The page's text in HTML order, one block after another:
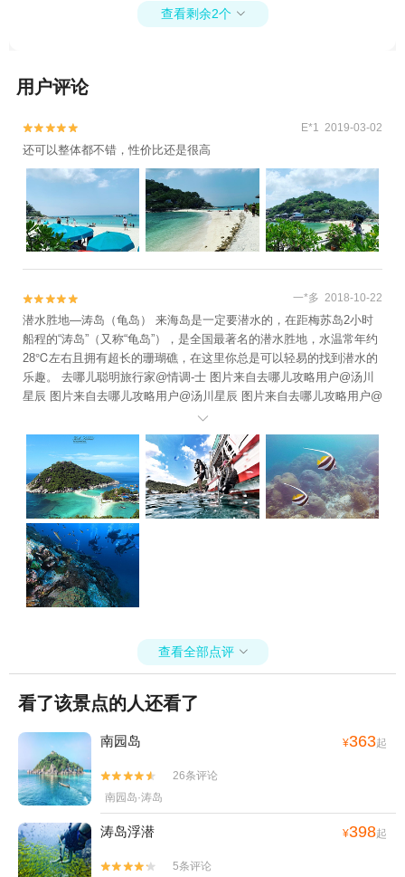
查看剩余2个 
用户评论

 E*1 2019-03-02
还可以整体都不错，性价比还是很高

 一*多 2018-10-22
潜水胜地—涛岛（龟岛） 来海岛是一定要潜水的，在距梅苏岛2小时
船程的“涛岛”（又称“龟岛”），是全国最著名的潜水胜地，水温常年约
28℃左右且拥有超长的珊瑚礁，在这里你总是可以轻易的找到潜水的
乐趣。 去哪儿聪明旅行家@情调-士 图片来自去哪儿攻略用户@汤川
星辰 图片来自去哪儿攻略用户@汤川星辰 图片来自去哪儿攻略用户@

查看全部点评 
看了该景点的人还看了
南园岛 ¥363起


26条评论
南园岛·涛岛
涛岛浮潜 ¥398起

 5条评论